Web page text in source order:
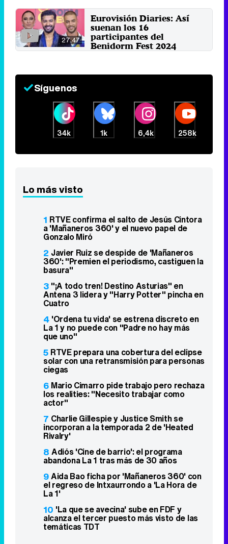
27:47
Eurovisión Diaries: Así
suenan los 16
participantes del
Benidorm Fest 2024
Síguenos
34k 1k 6,4k 258k
Lo más visto
1 RTVE confirma el salto de Jesús Cintora
a 'Mañaneros 360' y el nuevo papel de
Gonzalo Miró
2 Javier Ruiz se despide de 'Mañaneros
360': "Premien el periodismo, castiguen la
basura"
3 "¡A todo tren! Destino Asturias" en
Antena 3 lidera y "Harry Potter" pincha en
Cuatro
4 'Ordena tu vida' se estrena discreto en
La 1 y no puede con "Padre no hay más
que uno"
5 RTVE prepara una cobertura del eclipse
solar con una retransmisión para personas
ciegas
6 Mario Cimarro pide trabajo pero rechaza
los realities: "Necesito trabajar como
actor"
7 Charlie Gillespie y Justice Smith se
incorporan a la temporada 2 de 'Heated
Rivalry'
8 Adiós 'Cine de barrio': el programa
abandona La 1 tras más de 30 años
9Aida Bao ficha por 'Mañaneros 360' con
el regreso de Intxaurrondo a 'La Hora de
La 1'
10 'La que se avecina' sube en FDF y
alcanza el tercer puesto más visto de las
temáticas TDT